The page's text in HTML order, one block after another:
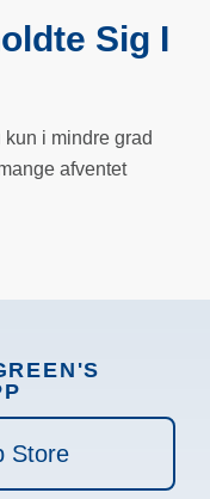
Sig I
i mindre grad
afventet
Store